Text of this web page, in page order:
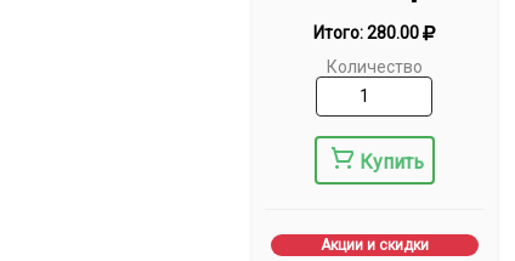
Итого:280.00
Количество
Купить
Акции и скидки